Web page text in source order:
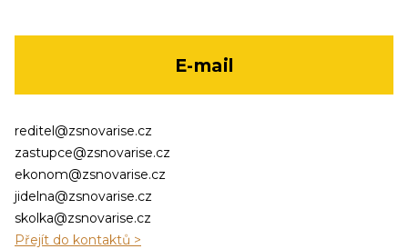
E-mail
reditel@zsnovarise.cz
zastupce@zsnovarise.cz
ekonom@zsnovarise.cz
jidelna@zsnovarise.cz
skolka@zsnovarise.cz
Přejít do kontaktů >